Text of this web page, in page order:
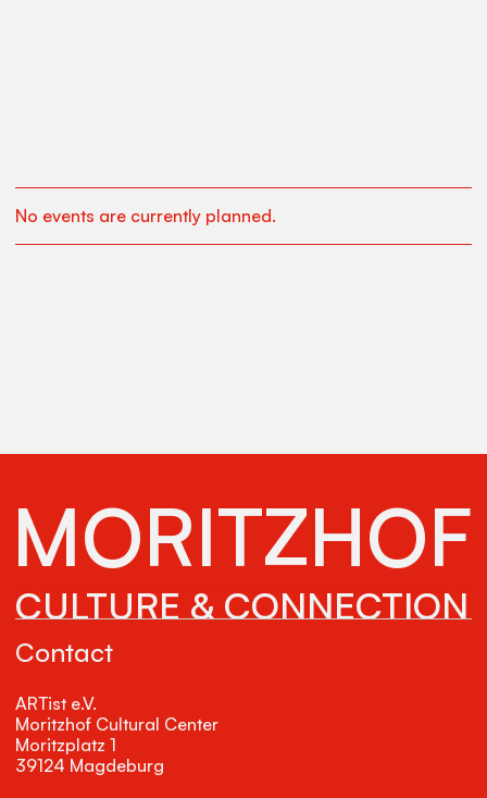
No events are currently planned.
Contact
ARTist e.V.
Moritzhof Cultural Center
Moritzplatz 1
39124 Magdeburg
MORITZHOF
CULTURE & CONNECTION